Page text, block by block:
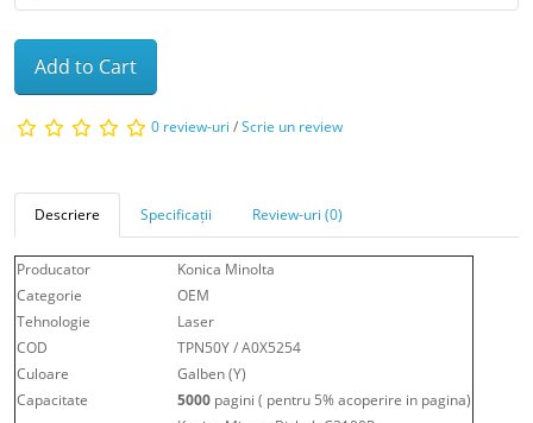
Add to Cart
0 review-uri /Scrie un review
Descriere Specificații Review-uri (0)
Producator
Konica Minolta
Categorie
OEM
Tehnologie
Laser
COD
TPN50Y / A0X5254
Culoare
Galben (Y)
Capacitate
5000 pagini ( pentru 5% acoperire in pagina)